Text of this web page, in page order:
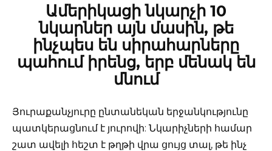
Ամերիկացի նկարչի 10
նկարներ այն մասին, թե
ինչպես են սիրահարները
պահում իրենց, երբ մենակ են
մնում
Յուրաքանչյուրը ընտանեկան երջանկությունը
պատկերացնում է յուրովի: Նկարիչների համար
շատ ավելի հեշտ է թղթի վրա ցույց տալ, թե ինչ